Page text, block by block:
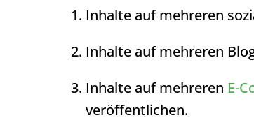
Inhalte auf mehreren
Inhalte auf mehreren
Inhalte auf mehreren E-
veröffentlichen.